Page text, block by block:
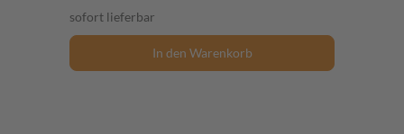
sofort lieferbar
In den Warenkorb